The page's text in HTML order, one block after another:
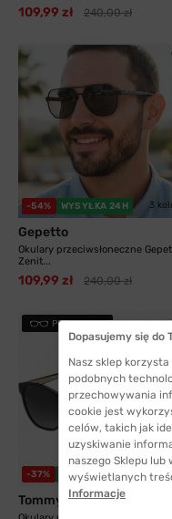
109,99 zł 240,00 zł
-54% WYSYŁKA 24H 3
Gepetto
Okulary przeciwsłoneczne
Zenit...
109,99 zł 240,00 zł
PRZYMIERZ
-37% WYSYŁKA 24H 2
Tommy Hilfiger
Dopasujemy się do
Nasz sklep
podobnych
przechowywania
cookie jest
celów, takich jak
uzyskiwanie
naszego Sklepu
wyświetlanych
Informacje